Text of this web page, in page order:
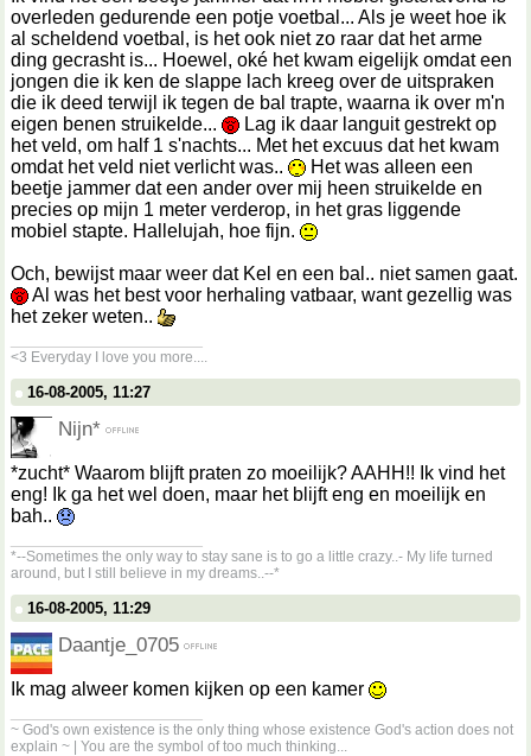
overleden gedurende een potje voetbal... Als je weet hoe ik
al scheldend voetbal, is het ook niet zo raar dat het arme
ding gecrasht is... Hoewel, oké het kwam eigelijk omdat een
jongen die ik ken de slappe lach kreeg over de uitspraken
die ik deed terwijl ik tegen de bal trapte, waarna ik over m'n
eigen benen struikelde...
Lag ik daar languit gestrekt op
het veld, om half 1 s'nachts... Met het excuus dat het kwam
omdat het veld niet verlicht was..
Het was alleen een
beetje jammer dat een ander over mij heen struikelde en
precies op mijn 1 meter verderop, in het gras liggende
mobiel stapte. Hallelujah, hoe fijn.
Och, bewijst maar weer dat Kel en een bal.. niet samen gaat.
Al was het best voor herhaling vatbaar, want gezellig was
het zeker weten..
<3 Everyday I love you more....
16-08-2005, 11:27
Nijn*
*zucht* Waarom blijft praten zo moeilijk? AAHH!! Ik vind het
eng! Ik ga het wel doen, maar het blijft eng en moeilijk en
bah..
*--Sometimes the only way to stay sane is to go a little crazy..- My life turned
around, but I still believe in my dreams..--*
16-08-2005, 11:29
Daantje_0705
Ik mag alweer komen kijken op een kamer
~ God's own existence is the only thing whose existence God's action does not
explain ~ | You are the symbol of too much thinking...